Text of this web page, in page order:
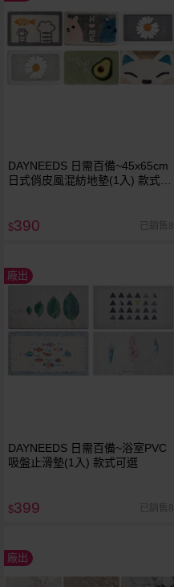
DAYNEEDS 日需百備~45x65cm
日式俏皮風混紡地墊(1入) 款式可
$390 已銷售8
廠出
DAYNEEDS 日需百備~浴室PVC
吸盤止滑墊(1入) 款式可選
$399 已銷售8
廠出